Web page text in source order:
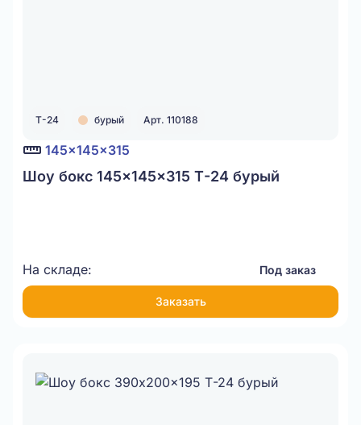
Т-24 бурый Арт. 110188
145x145x315
Шоу бокс 145x145x315 Т-24 бурый
На складе: Под заказ
Заказать